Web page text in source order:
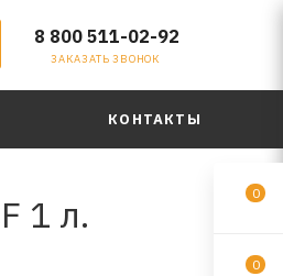
8 800 511-02-92
ЗАКАЗАТЬ ЗВОНОК
КОНТАКТЫ
1 л. 0
0